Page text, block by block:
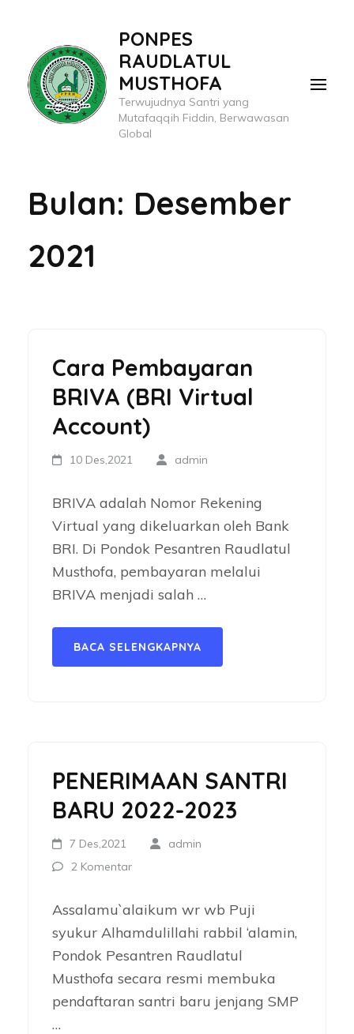
konten
(Tekan
Enter)
PONPES
RAUDLATUL
MUSTHOFA
Terwujudnya Santri yang
Mutafaqqih Fiddin, Berwawasan
Global
Bulan: Desember
2021
Cara Pembayaran
BRIVA (BRI Virtual
Account)
10 Des,2021 admin
BRIVA adalah Nomor Rekening
Virtual yang dikeluarkan oleh Bank
BRI. Di Pondok Pesantren Raudlatul
Musthofa, pembayaran melalui
BRIVA menjadi salah …
BACA SELENGKAPNYA
PENERIMAAN SANTRI
BARU 2022-2023
7 Des,2021
admin
2 Komentar
Assalamu`alaikum wr wb Puji
syukur Alhamdulillahi rabbil ‘alamin,
Pondok Pesantren Raudlatul
Musthofa secara resmi membuka
pendaftaran santri baru jenjang SMP
…